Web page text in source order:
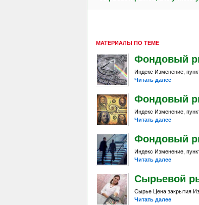
МАТЕРИАЛЫ ПО ТЕМЕ
Фондовый
Индекс Изменение,
Читать далее
Фондовый
Индекс Изменение,
Читать далее
Фондовый
Индекс Изменение,
Читать далее
Сырьевой
Сырье Цена закрытия
Читать далее